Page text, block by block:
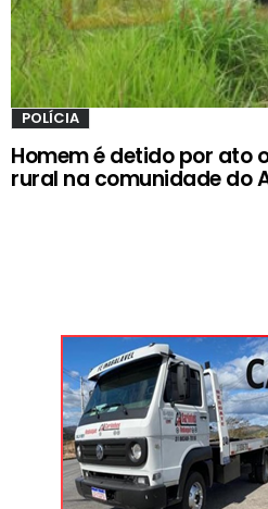
POLÍCIA
Homem é detido por ato
rural na comunidade do